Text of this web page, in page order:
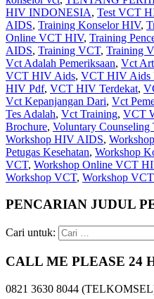
HIV INDONESIA, Test VCT
AIDS, Training Konselor HIV,
Online VCT HIV, Training
AIDS, Training VCT, Training
Vct Adalah Pemeriksaan, Vct
VCT HIV Aids, VCT HIV Aids
HIV Pdf, VCT HIV Terdekat,
Vct Kepanjangan Dari, Vct
Tes Adalah, Vct Training, VCT
Brochure, Voluntary Counseling
Workshop HIV AIDS,
Petugas Kesehatan, Workshop
VCT, Workshop Online VCT
Workshop VCT, Workshop
PENCARIAN JUDUL
Cari untuk:
CALL ME PLEASE 24
0821 3630 8044